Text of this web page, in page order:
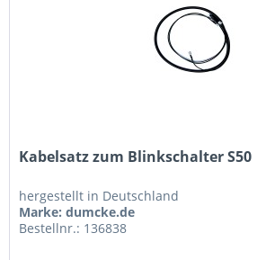
Kabelsatz zum Blinkschalter S50
hergestellt in Deutschland
Marke: dumcke.de
Bestellnr.: 136838